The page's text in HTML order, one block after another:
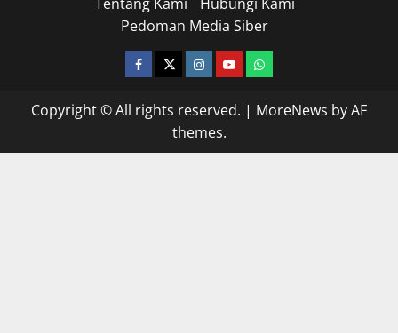
Pedoman Media Siber
facebooktwitterinstagram.com
youtubewhatsapp
Copyright © All rights reserved. | MoreNews by AF
themes.